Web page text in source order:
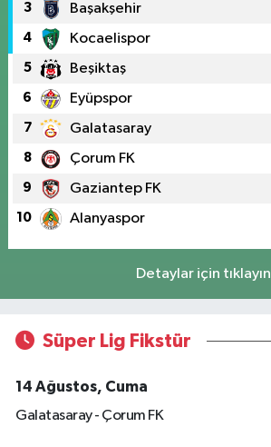
3 Başakşehir
4 Kocaelispor
5 Beşiktaş
6 Eyüpspor
7 Galatasaray
8 Çorum FK
9 Gaziantep FK
10 Alanyaspor
Detaylar için tıklayın
Süper Lig Fikstür
14 Ağustos, Cuma
Galatasaray - Çorum FK